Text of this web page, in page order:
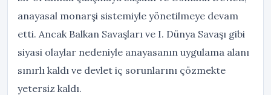
anayasal monarşi sistemiyle yönetilmeye devam
etti. Ancak Balkan Savaşları ve I. Dünya Savaşı gibi
siyasi olaylar nedeniyle anayasanın uygulama alanı
sınırlı kaldı ve devlet iç sorunlarını çözmekte
yetersiz kaldı.